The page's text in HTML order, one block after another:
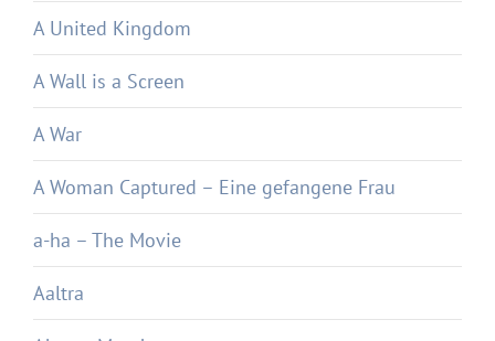
A United Kingdom
A Wall is a Screen
A War
A Woman Captured – Eine gefangene Frau
a-ha – The Movie
Aaltra